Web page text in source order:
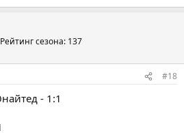
Рейтинг сезона: 137
#18
- 1:1